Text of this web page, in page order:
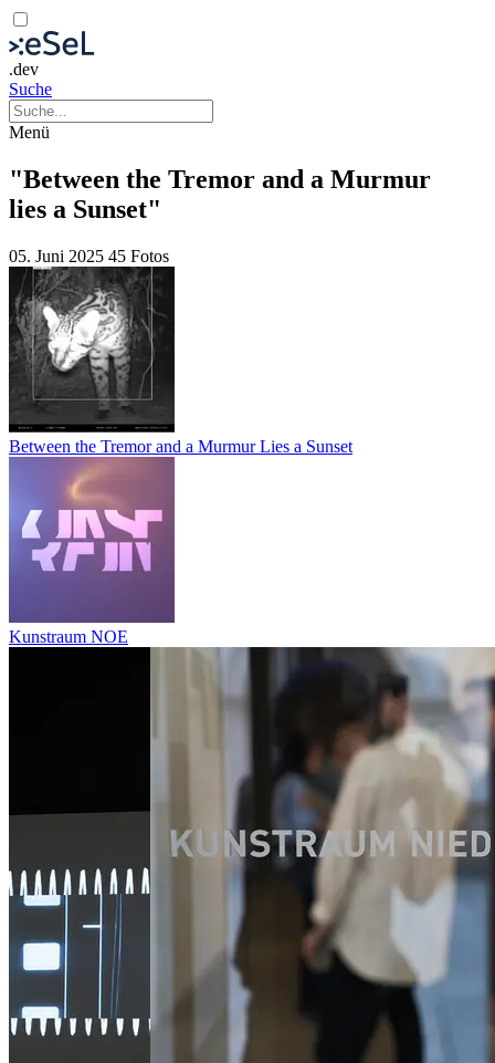
.dev
Suche
Menü
"Between the Tremor and a Murmur
lies a Sunset"
05. Juni 2025 45 Fotos
Between the Tremor and a Murmur Lies a Sunset
Kunstraum NOE